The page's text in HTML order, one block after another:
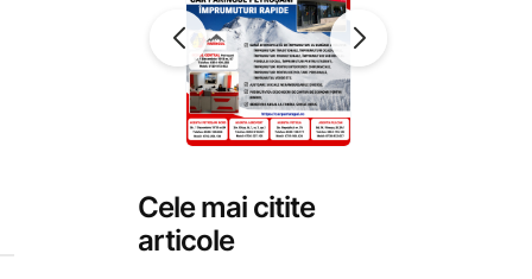
Cele mai citite
articole